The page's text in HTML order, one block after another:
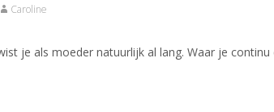
Caroline
je als moeder natuurlijk al lang. Waar je